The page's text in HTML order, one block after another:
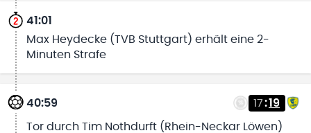
41:01
Max Heydecke (TVB Stuttgart) erhält eine 2-
Minuten Strafe
40:59 17:19
Tor durch Tim Nothdurft (Rhein-Neckar Löwen)